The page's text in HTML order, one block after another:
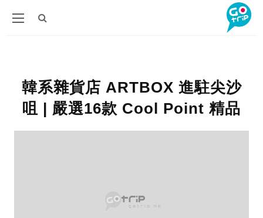
韓系雜貨店 ARTBOX 進駐尖沙
咀 | 嚴選16款 Cool Point 精品